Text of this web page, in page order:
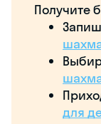
Получите
для